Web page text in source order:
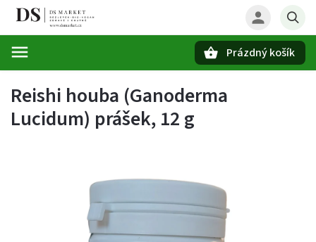
Prázdný košík
Reishi houba (Ganoderma
Lucidum) prášek, 12 g